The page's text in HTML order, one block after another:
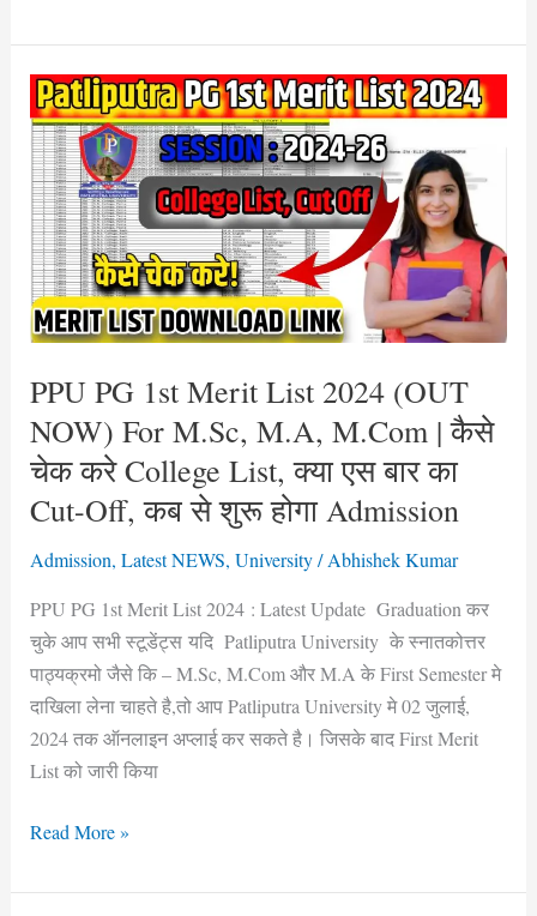
PPU PG 1st Merit List 2024 (OUT
NOW) For M.Sc, M.A, M.Com | कैसे
चेक करे College List, क्या एस बार का
Cut-Off, कब से शुरू होगा Admission
Admission, Latest NEWS, University/Abhishek Kumar
PPU PG 1st Merit List 2024 : Latest Update Graduation कर
चुके आप सभी स्टूडेंट्स यदि Patliputra University के स्नातकोत्तर
पाठ्यक्रमो जैसे कि – M.Sc, M.Com और M.A के First Semester मे
दाखिला लेना चाहते है,तो आप Patliputra University मे 02 जुलाई,
2024 तक ऑनलाइन अप्लाई कर सकते है। जिसके बाद First Merit
List को जारी किया
PPU
PG
1st
Merit
List
2024
(OUT
NOW)
For
M.Sc,
M.Com
|
कैसे
करे
College
List,
क्या
एस
बार
का
Off,
से
Read More »